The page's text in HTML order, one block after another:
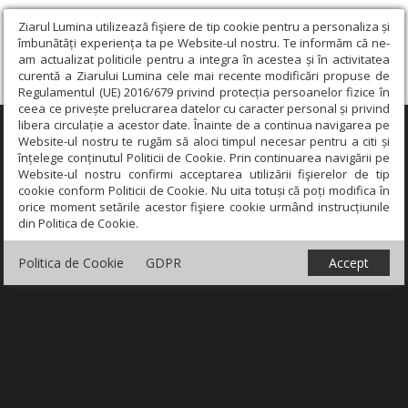
Ziarul Lumina utilizează fişiere de tip cookie pentru a personaliza și
îmbunătăți experiența ta pe Website-ul nostru. Te informăm că ne-
am actualizat politicile pentru a integra în acestea și în activitatea
curentă a Ziarului Lumina cele mai recente modificări propuse de
Regulamentul (UE) 2016/679 privind protecția persoanelor fizice în
ceea ce privește prelucrarea datelor cu caracter personal și privind
libera circulație a acestor date. Înainte de a continua navigarea pe
Website-ul nostru te rugăm să aloci timpul necesar pentru a citi și
înțelege conținutul Politicii de Cookie. Prin continuarea navigării pe
Website-ul nostru confirmi acceptarea utilizării fişierelor de tip
cookie conform Politicii de Cookie. Nu uita totuși că poți modifica în
orice moment setările acestor fişiere cookie urmând instrucțiunile
din Politica de Cookie.
Politica de Cookie GDPR Accept
×